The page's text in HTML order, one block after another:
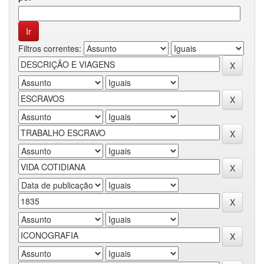
Filtros correntes: